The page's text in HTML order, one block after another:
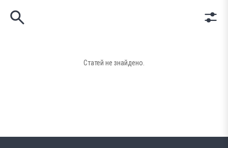
Статей не знайдено.